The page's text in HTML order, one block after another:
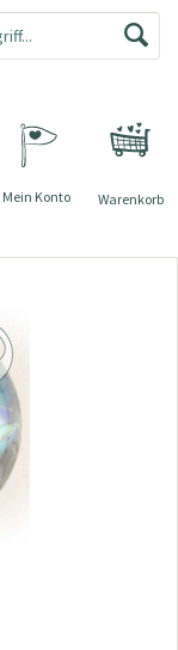
Warenkorb
Mein Konto